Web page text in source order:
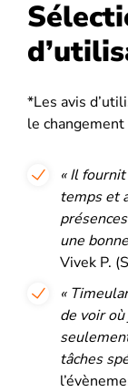
*Les avis
le
« Il
temps et
une
Vivek P.
«
de voir
tâches